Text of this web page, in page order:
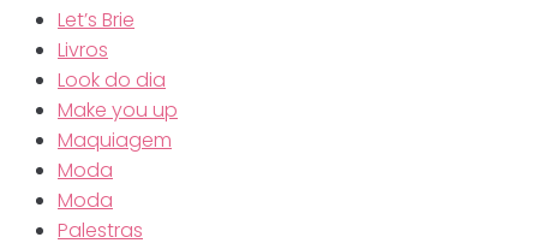
Let’s Brie
Livros
Look do dia
Make you up
Maquiagem
Moda
Moda
Palestras